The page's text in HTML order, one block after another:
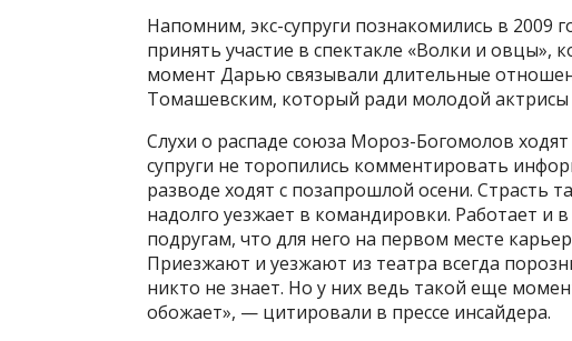
Напомним, экс-супруги познакомились в 2009
принять участие в спектакле «Волки и овцы»,
момент Дарью связывали длительные
Томашевским, который ради молодой
Слухи о распаде союза Мороз-Богомолов
супруги не торопились комментировать
разводе ходят с позапрошлой осени.
надолго уезжает в командировки. Работает и
подругам, что для него на первом месте
Приезжают и уезжают из театра всегда
никто не знает. Но у них ведь такой еще
обожает», — цитировали в прессе инсайдера.